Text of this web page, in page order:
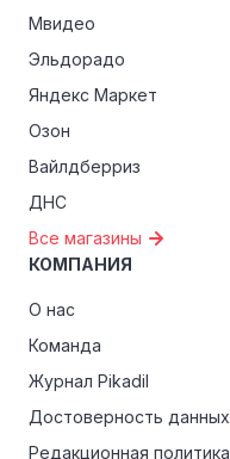
Мвидео
Эльдорадо
Яндекс Маркет
Озон
Вайлдберриз
ДНС
Все магазины
КОМПАНИЯ
О нас
Команда
Журнал Pikadil
Достоверность данных
Редакционная политика